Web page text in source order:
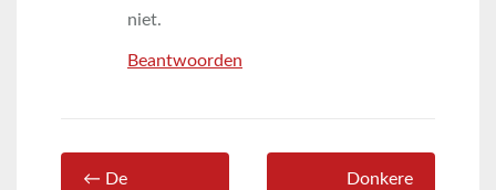
niet.
Beantwoorden
← De
Donkere